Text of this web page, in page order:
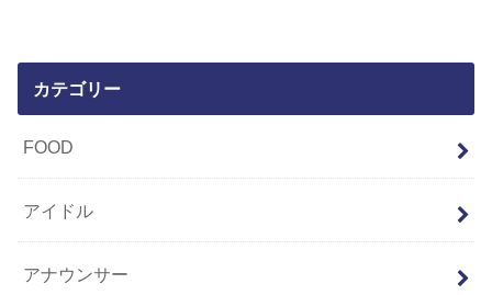
カテゴリー
FOOD
アイドル
アナウンサー